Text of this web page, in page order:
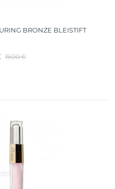
BRONZE BLEISTIFT
19,00 €